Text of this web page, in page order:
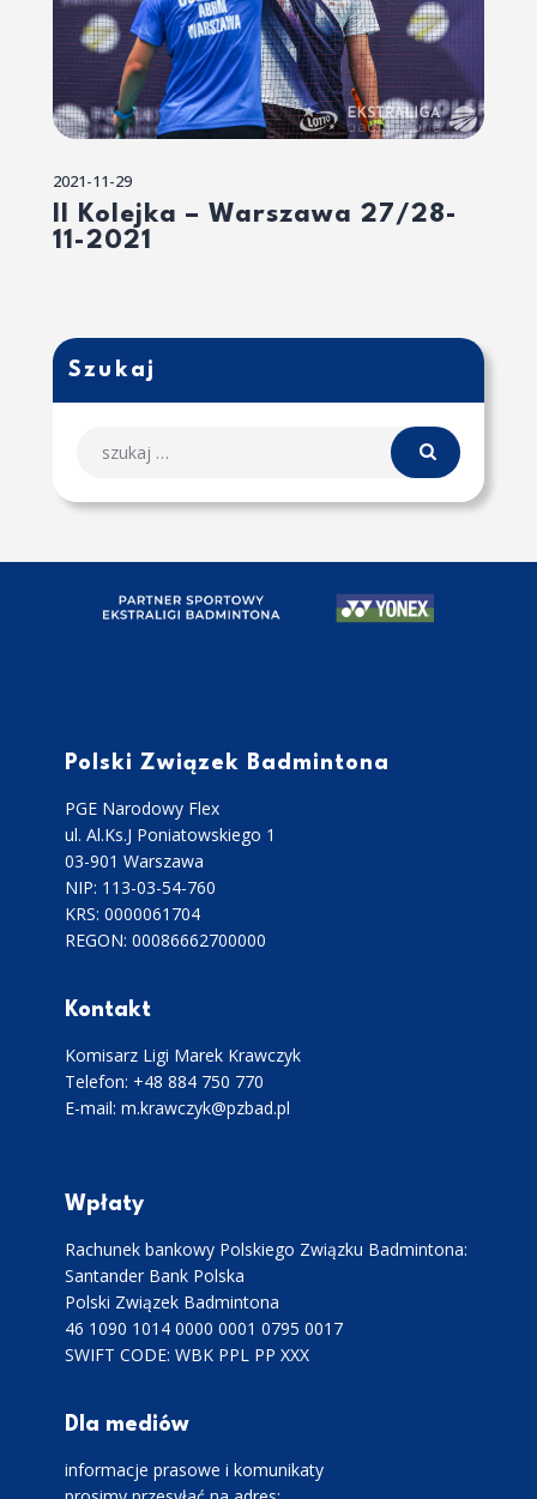
2021-11-29
II Kolejka – Warszawa 27/28-
11-2021
Szukaj
Polski Związek Badmintona
PGE Narodowy Flex
ul. Al.Ks.J Poniatowskiego 1
03-901 Warszawa
NIP: 113-03-54-760
KRS: 0000061704
REGON: 00086662700000
Kontakt
Komisarz Ligi Marek Krawczyk
Telefon: +48 884 750 770
E-mail: m.krawczyk@pzbad.pl
Wpłaty
Rachunek bankowy Polskiego Związku Badmintona:
Santander Bank Polska
Polski Związek Badmintona
46 1090 1014 0000 0001 0795 0017
SWIFT CODE: WBK PPL PP XXX
Dla mediów
informacje prasowe i komunikaty